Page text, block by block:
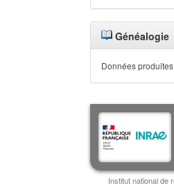
Généalogie
Données
Institut national de